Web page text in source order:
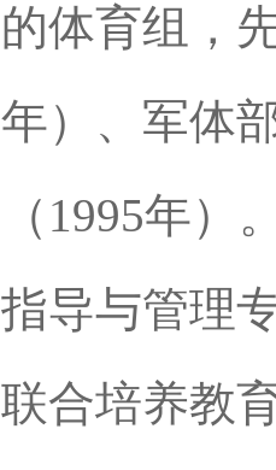
的体育组，
年）、军体
（1995年）
指导与管理
联合培养教